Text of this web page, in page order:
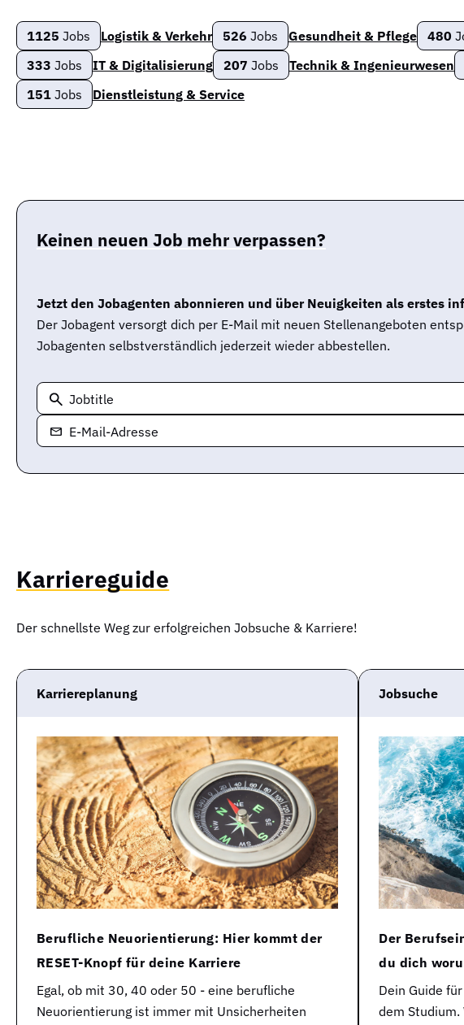
1125 Jobs Logistik & Verkehr 526 Jobs Gesundheit & Pflege 480
333 Jobs IT & Digitalisierung 207 Jobs Technik & Ingenieurwesen
151 Jobs Dienstleistung & Service
Keinen neuen Job mehr verpassen?
Jetzt den Jobagenten abonnieren und über Neuigkeiten als erstes
Der Jobagent versorgt dich per E-Mail mit neuen Stellenangeboten
Jobagenten selbstverständlich jederzeit wieder abbestellen.
Jobtitle
E-Mail-Adresse
Karriereguide
Der schnellste Weg zur erfolgreichen Jobsuche & Karriere!
Karriereplanung
Berufliche Neuorientierung: Hier kommt der
RESET-Knopf für deine Karriere
Egal, ob mit 30, 40 oder 50 - eine berufliche
Neuorientierung ist immer mit Unsicherheiten
Jobsuche
Der
du dich
Dein Guide
dem